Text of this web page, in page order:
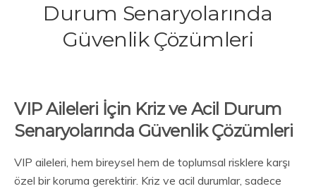
Durum Senaryolarında
Güvenlik Çözümleri
VIP Aileleri İçin Kriz ve Acil Durum
Senaryolarında Güvenlik Çözümleri
VIP aileleri, hem bireysel hem de toplumsal risklere karşı
özel bir koruma gerektirir. Kriz ve acil durumlar, sadece